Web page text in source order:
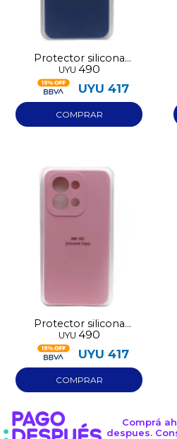
Protector silicona
Redmi 15C 4G azul
UYU 490
UYU 417
Protector silicona
Redmi 15C 4G rosa
UYU 490
UYU 417
Comprá
despues.